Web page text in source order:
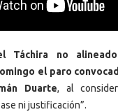
Táchira no
el paro
Duarte, al
ni justificación”.